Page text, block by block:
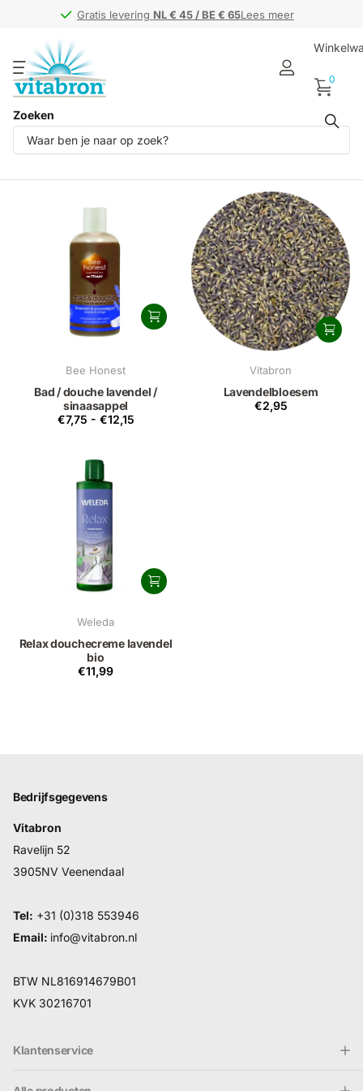
Gratis levering NL € 45 / BE € 65Lees meer
Gratis levering NL € 45 / BE € 65
Zoeken
0
Producten (3)
Bee Honest
Bad / douche lavendel /
sinaasappel
€7,75 - €12,15
Vitabron
Lavendelbloesem
€2,95
Weleda
Relax douchecreme lavendel
bio
€11,99
Klantenservice
Bedrijfsgegevens
Vitabron
Ravelijn 52
3905NV Veenendaal
Tel: +31 (0)318 553946
Email: info@vitabron.nl
BTW NL816914679B01
KVK 30216701